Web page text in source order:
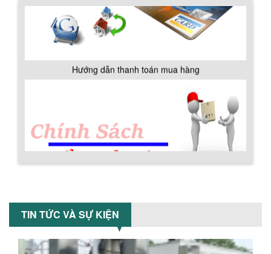
TIN TỨC VÀ SỰ KIỆN
MÁY TRỘN BỘT KHÔ 200KG
sản xuất tại công ty Á Âu. Máy dùng
trộn các loại bột khô trong các ngành...
VÌ SAO DOANH NGHIỆP NÊN CHỌN MÁY
NGHIỀN MÀU SƠN Á ÂU?
Khám phá lý do doanh nghiệp nên
chọn máy nghiền màu sơn Á Âu: hiệu
CÔNG NGHIỆP GIẢM SỐC
công nghiệp giảm sốc lên đến 20%.
Tiết kiệm chi phí, nhận ngay máy
khuấy...